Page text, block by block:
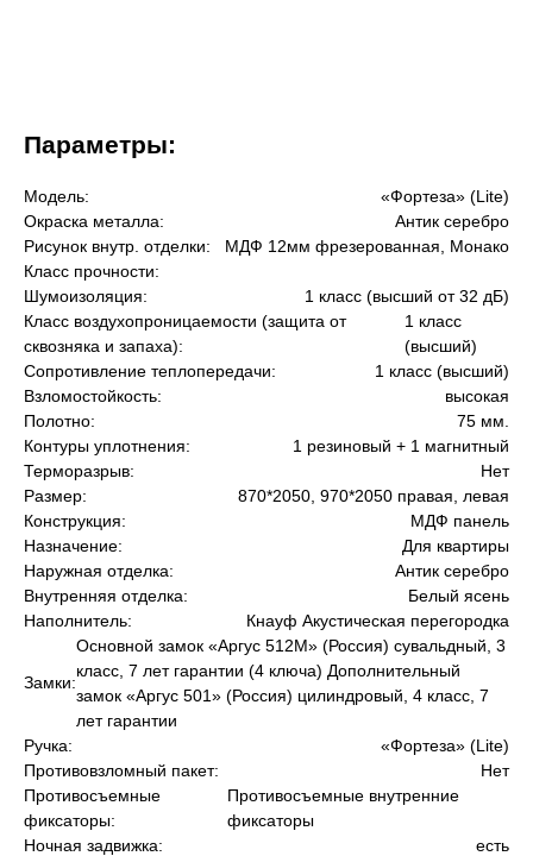
Параметры:
Модель:
«Фортеза» (Lite)
Окраска металла:
Антик серебро
Рисунок внутр. отделки:
МДФ 12мм фрезерованная, Монако
Класс прочности:
Шумоизоляция:
1 класс (высший от 32 дБ)
Класс воздухопроницаемости (защита от
сквозняка и запаха):
1 класс
(высший)
Сопротивление теплопередачи:
1 класс (высший)
Взломостойкость:
высокая
Полотно:
75 мм.
Контуры уплотнения:
1 резиновый + 1 магнитный
Терморазрыв:
Нет
Размер:
870*2050, 970*2050 правая, левая
Конструкция:
МДФ панель
Назначение:
Для квартиры
Наружная отделка:
Антик серебро
Внутренняя отделка:
Белый ясень
Наполнитель:
Кнауф Акустическая перегородка
Замки:
Основной замок «Аргус 512М» (Россия) сувальдный, 3
класс, 7 лет гарантии (4 ключа) Дополнительный
замок «Аргус 501» (Россия) цилиндровый, 4 класс, 7
лет гарантии
Ручка:
«Фортеза» (Lite)
Противовзломный пакет:
Нет
Противосъемные
фиксаторы:
Противосъемные внутренние
фиксаторы
Ночная задвижка:
есть